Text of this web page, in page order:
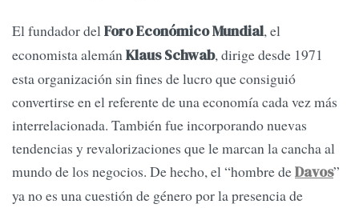
El fundador delForo Económico Mundial, el
economista alemánKlaus Schwab, dirige desde 1971
esta organización sin fines de lucro que consiguió
convertirse en el referente de una economía cada vez más
interrelacionada. También fue incorporando nuevas
tendencias y revalorizaciones que le marcan la cancha al
mundo de los negocios. De hecho, el “hombre deDavos”
ya no es una cuestión de género por la presencia de